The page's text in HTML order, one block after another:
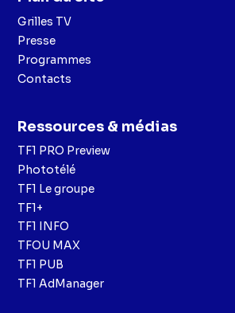
Grilles TV
Presse
Programmes
Contacts
Ressources & médias
TF1 PRO Preview
Phototélé
TF1 Le groupe
TF1+
TF1 INFO
TFOU MAX
TF1 PUB
TF1 AdManager